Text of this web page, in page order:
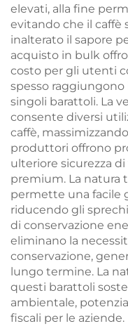
elevati, alla fine
evitando che il
inalterato il sapore
acquisto in bulk
costo per gli utenti
spesso raggiungono
singoli barattoli. La
consente diversi
caffè,
produttori offrono
ulteriore sicurezza
premium. La natura
permette una facile
riducendo gli
di conservazione
eliminano la
conservazione,
lungo termine. La
questi barattoli
ambientale,
fiscali per le